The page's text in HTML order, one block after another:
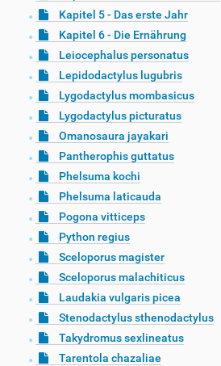
Kapitel 5 - Das erste Jahr
Kapitel 6 - Die Ernährung
Leiocephalus personatus
Lepidodactylus lugubris
Lygodactylus mombasicus
Lygodactylus picturatus
Omanosaura jayakari
Pantherophis guttatus
Phelsuma kochi
Phelsuma laticauda
Pogona vitticeps
Python regius
Sceloporus magister
Sceloporus malachiticus
Laudakia vulgaris picea
Stenodactylus sthenodactylus
Takydromus sexlineatus
Tarentola chazaliae